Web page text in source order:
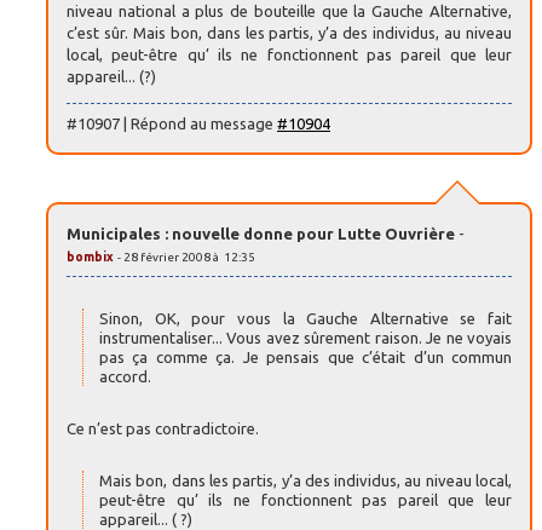
niveau national a plus de bouteille que la Gauche Alternative,
c’est sûr. Mais bon, dans les partis, y’a des individus, au niveau
local, peut-être qu’ ils ne fonctionnent pas pareil que leur
appareil... (?)
#10907 | Répond au message #10904
Municipales : nouvelle donne pour Lutte Ouvrière -
bombix - 28 février 2008 à 12:35
Sinon, OK, pour vous la Gauche Alternative se fait
instrumentaliser... Vous avez sûrement raison. Je ne voyais
pas ça comme ça. Je pensais que c’était d’un commun
accord.
Ce n’est pas contradictoire.
Mais bon, dans les partis, y’a des individus, au niveau local,
peut-être qu’ ils ne fonctionnent pas pareil que leur
appareil... ( ?)